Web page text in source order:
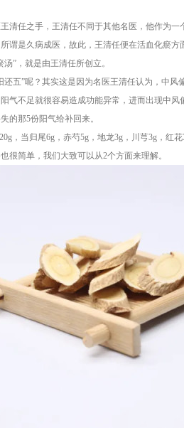
清任之手，王清任不同于其他名医，他作为
谓是久病成医，故此，王清任便在活血化瘀
”，就是由王清任所创立。
五”呢？其实这是因为名医王清任认为，中
气不足就很容易造成功能异常，进而出现中
的那5份阳气给补回来。
，当归尾6g，赤芍5g，地龙3g，川芎3g，
很简单，我们大致可以从2个方面来理解。